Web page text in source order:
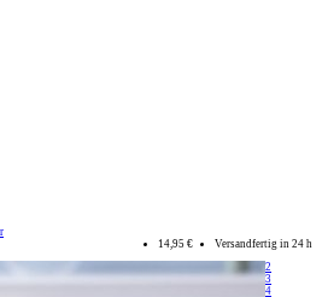
14,95 € Versandfertig in 24 h
2
3
4